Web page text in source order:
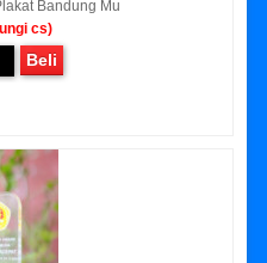
Bandung Mu
cs)
Beli